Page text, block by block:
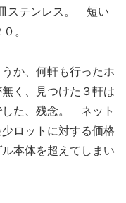
ステンレス。 短い
。
か、何軒も行ったホ
く、見つけた３軒は
した、残念。 ネット
ロットに対する価格
本体を超えてしまい